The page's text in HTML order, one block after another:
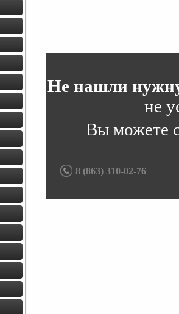
Не нашли
не
Вы можете
8 (863) 310-02-76